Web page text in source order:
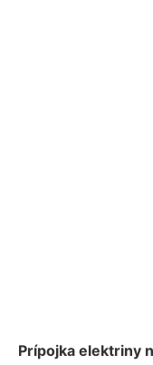
Prípojka elektriny